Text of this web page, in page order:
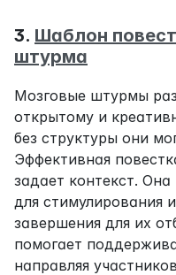
3. Шаблон
штурма
Мозговые штурмы
открытому и
без структуры они
Эффективная
задает контекст.
для стимулирования
завершения для их
помогает
направляя